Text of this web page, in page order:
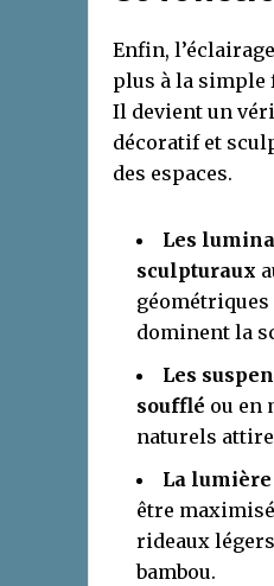
Enfin,
plus à la
Il devient un
décoratif et
des espaces.
Les
sculpturaux
dominent la
Les
soufflé ou en
naturels
La
être
rideaux
bambou.